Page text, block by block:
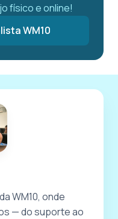
físico e online!
WM10
WM10, onde
— do suporte ao